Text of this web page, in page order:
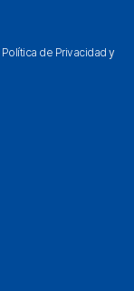
Política de Privacidad y